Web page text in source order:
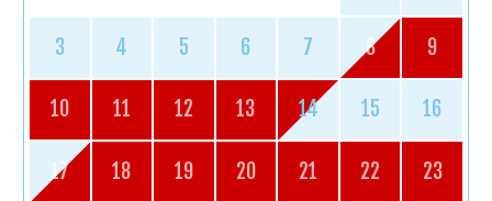
3 4 5 6 7 8 9
10 11 12 13 14 15 16
17 18 19 20 21 22 23